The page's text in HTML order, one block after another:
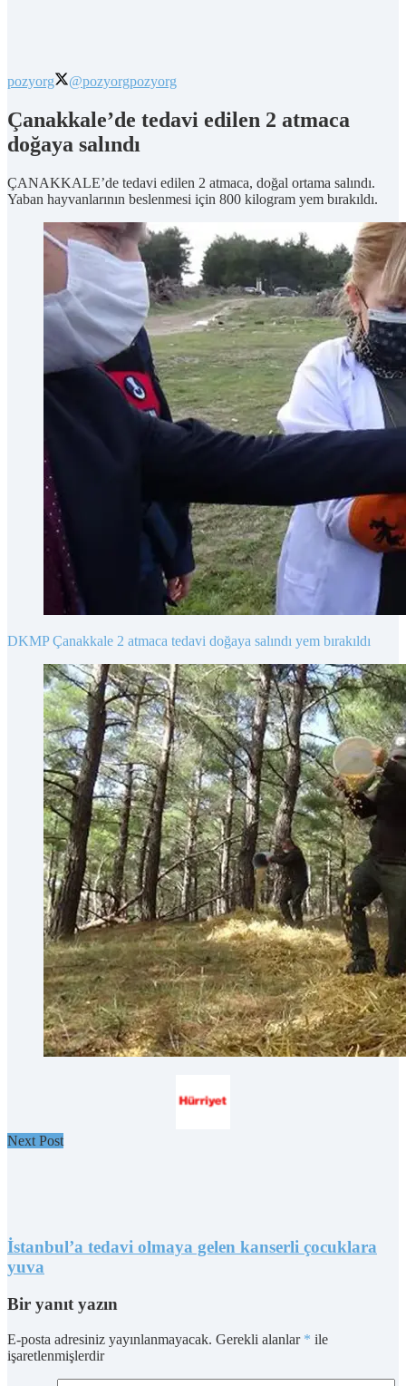
pozyorg @pozyorgpozyorg
Çanakkale’de tedavi edilen 2 atmaca
doğaya salındı
ÇANAKKALE’de tedavi edilen 2 atmaca, doğal ortama salındı.
Yaban hayvanlarının beslenmesi için 800 kilogram yem bırakıldı.
DKMP Çanakkale 2 atmaca tedavi doğaya salındı yem bırakıldı
Next Post
İstanbul’a tedavi olmaya gelen kanserli çocuklara
yuva
Bir yanıt yazın
E-posta adresiniz yayınlanmayacak. Gerekli alanlar * ile
işaretlenmişlerdir